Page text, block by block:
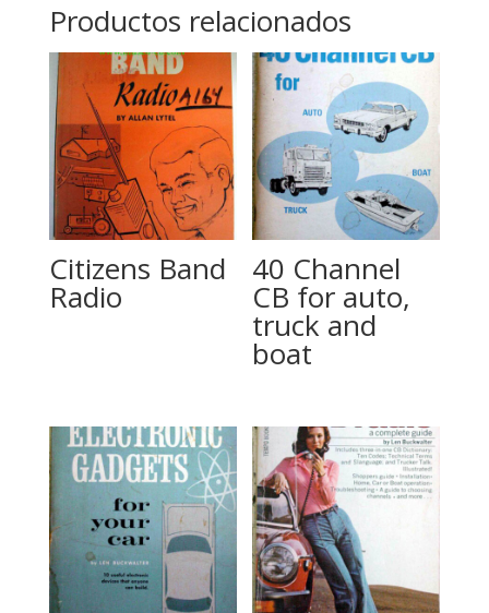
Productos relacionados
Citizens Band
Radio
40 Channel
CB for auto,
truck and
boat